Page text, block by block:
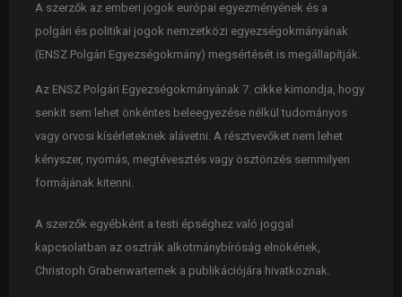
A szerzők az emberi jogok európai egyezményének és a
polgári és politikai jogok nemzetközi egyezségokmányának
(ENSZ Polgári Egyezségokmány) megsértését is megállapítják.
Az ENSZ Polgári Egyezségokmányának 7. cikke kimondja, hogy
senkit sem lehet önkéntes beleegyezése nélkül tudományos
vagy orvosi kísérleteknek alávetni. A résztvevőket nem lehet
kényszer, nyomás, megtévesztés vagy ösztönzés semmilyen
formájának kitenni.
A szerzők egyébként a testi épséghez való joggal
kapcsolatban az osztrák alkotmánybíróság elnökének,
Christoph Grabenwarternek a publikációjára hivatkoznak.